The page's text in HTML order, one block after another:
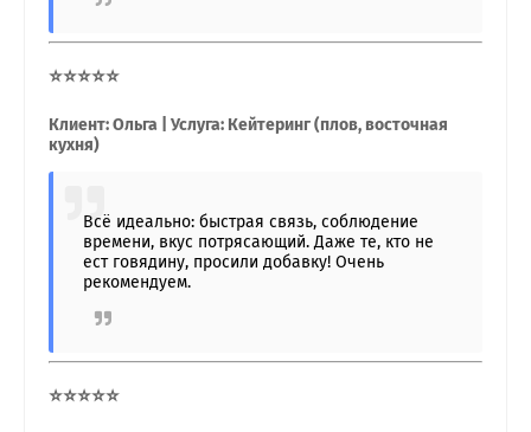
⭐⭐⭐⭐⭐
Клиент: Ольга | Услуга: Кейтеринг (плов, восточная
кухня)
Всё идеально: быстрая связь, соблюдение
времени, вкус потрясающий. Даже те, кто не
ест говядину, просили добавку! Очень
рекомендуем.
⭐⭐⭐⭐⭐